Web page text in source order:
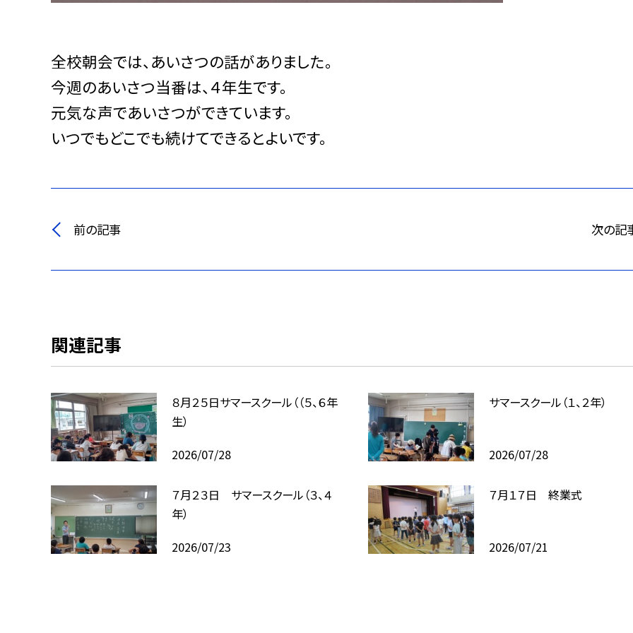
全校朝会では、あいさつの話がありました。
今週のあいさつ当番は、４年生です。
元気な声であいさつができています。
いつでもどこでも続けてできるとよいです。
前の記事 次の記
関連記事
８月２５日サマースクール（（５、６年
生）
2026/07/28
サマースクール（１、２年）
2026/07/28
７月２３日 サマースクール（３、４
年）
2026/07/23
７月１７日 終業式
2026/07/21